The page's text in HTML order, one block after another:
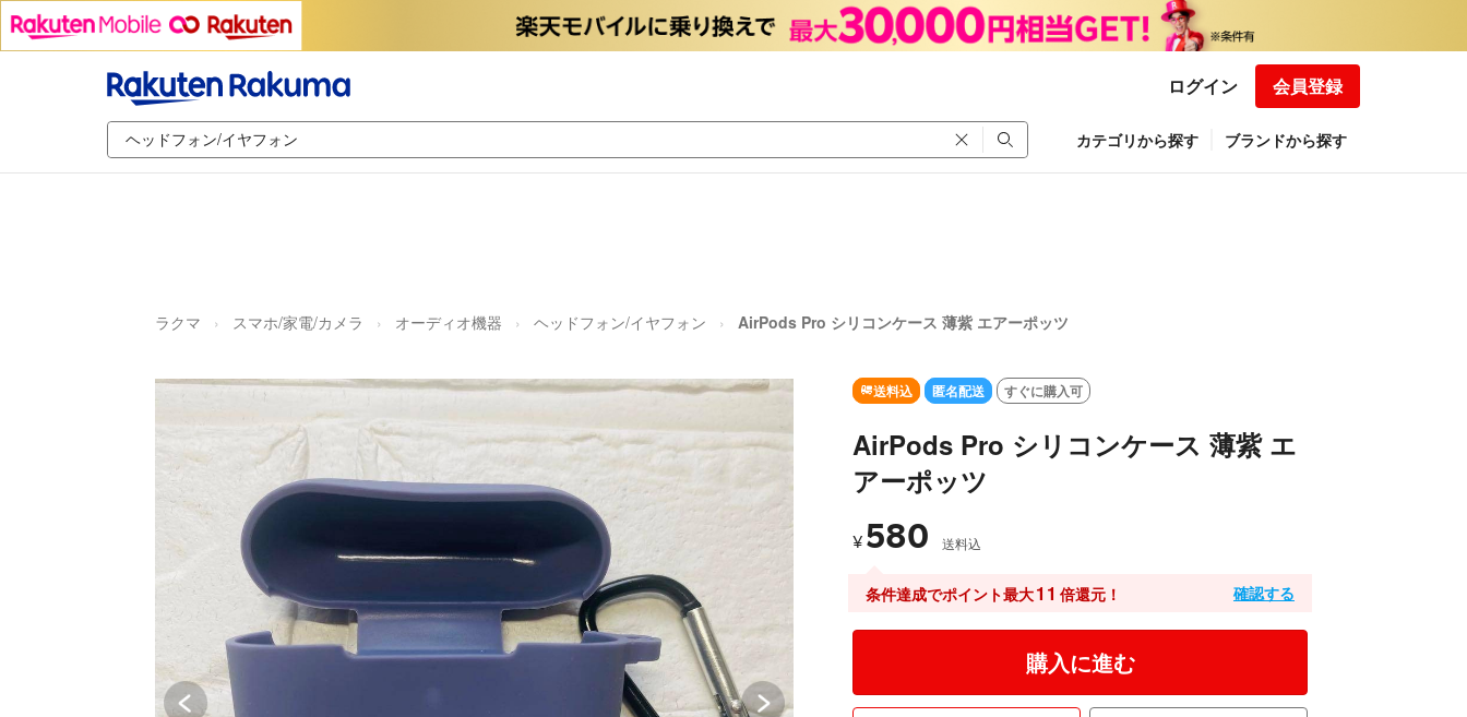
ログイン 会員登録
カテゴリから探す ブランドから探す
ラクマ スマホ/家電/カメラ オーディオ機器 ヘッドフォン/イヤフォン AirPods Pro シリコンケース 薄紫 エアーポッツ
送料込 匿名配送 すぐに購入可
AirPods Pro シリコンケース 薄紫 エ
アーポッツ
¥ 580 送料込
条件達成でポイント最大11 倍還元！ 確認する
購入に進む